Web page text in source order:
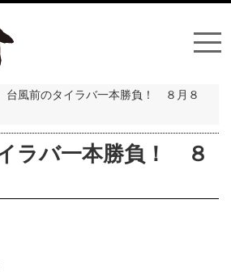
台風前のタイラバ一本勝負！ ８月８
ラバ一本勝負！ ８